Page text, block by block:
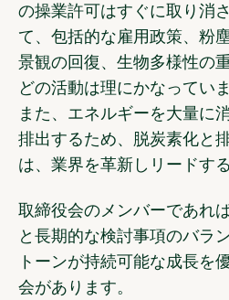
の操業許可はすぐに取り消
て、包括的な雇用政策、粉
景観の回復、生物多様性の
どの活動は理にかなってい
また、エネルギーを大量に
排出するため、脱炭素化と
は、業界を革新しリードす
取締役会のメンバーであれ
と長期的な検討事項のバラ
トーンが持続可能な成長を
会があります。